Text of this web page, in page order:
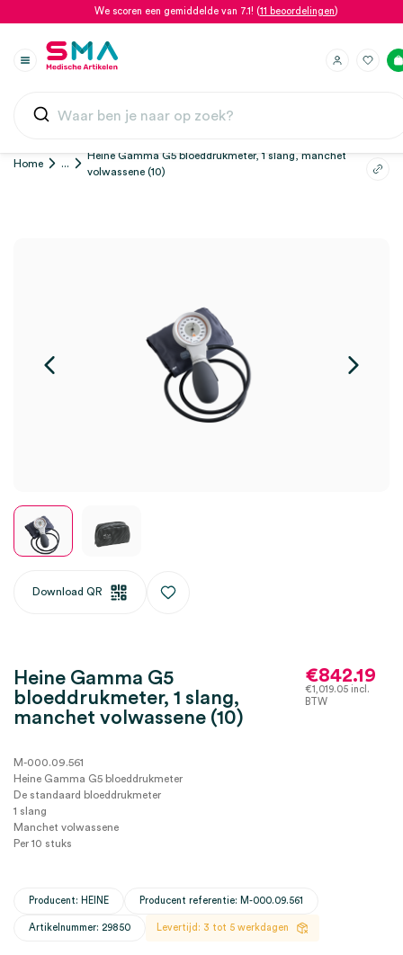
We scoren een gemiddelde van 7.1! (11 beoordelingen)
Home ...
Heine Gamma G5 bloeddrukmeter, 1 slang, manchet
volwassene (10)
Download QR
Heine Gamma G5
bloeddrukmeter, 1 slang,
manchet volwassene (10)
€842.19
€1,019.05 incl.
BTW
M-000.09.561
Heine Gamma G5 bloeddrukmeter
De standaard bloeddrukmeter
1 slang
Manchet volwassene
Per 10 stuks
Producent: HEINE Producent referentie: M-000.09.561
Artikelnummer: 29850 Levertijd: 3 tot 5 werkdagen